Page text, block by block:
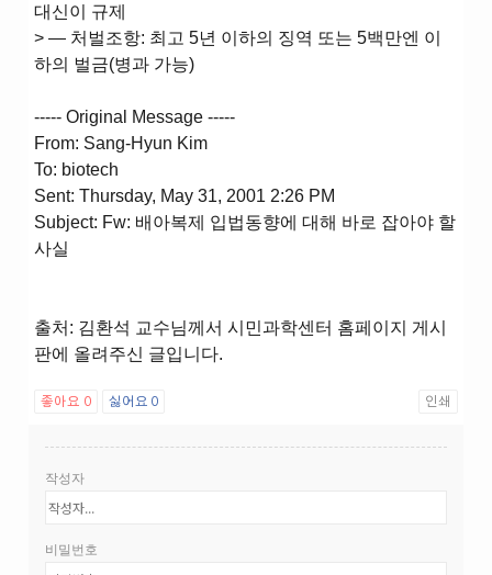
대신이 규제
> ― 처벌조항: 최고 5년 이하의 징역 또는 5백만엔 이
하의 벌금(병과 가능)
----- Original Message -----
From: Sang-Hyun Kim
To: biotech
Sent: Thursday, May 31, 2001 2:26 PM
Subject: Fw: 배아복제 입법동향에 대해 바로 잡아야 할
사실
출처: 김환석 교수님께서 시민과학센터 홈페이지 게시
판에 올려주신 글입니다.
좋아요 0 싫어요 0 인쇄
작성자
비밀번호